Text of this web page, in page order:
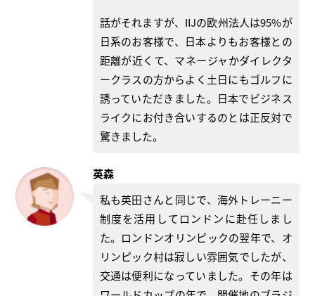
話がそれますが、IIJの欧州法人は95%が
日系のお客様で、日本よりもお客様との
距離が近くて、マネージャかダイレクタ
ークラスの方からよく土日にもゴルフに
誘っていただきました。日本でビジネス
ライクにお付き合いするのとは正反対で
驚きました。
英森
私も英田さんと同じで、海外トレーニー
制度を活用してロンドンに赴任しまし
た。ロンドンオリンピックの翌年で、オ
リンピック村は寂しい雰囲気でしたが、
交通は便利になっていました。その年は